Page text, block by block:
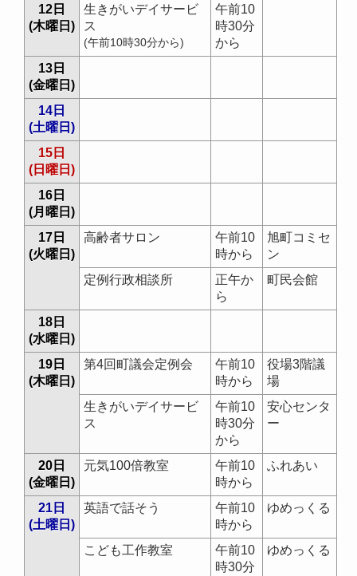
12日
(木曜日)
生きがいデイサービ
ス
(午前10時30分から)
午前10
時30分
から
13日
(金曜日)
14日
(土曜日)
15日
(日曜日)
16日
(月曜日)
17日
(火曜日)
高齢者サロン
午前10
時から
旭町コミセ
ン
定例行政相談所
正午か
ら
町民会館
18日
(水曜日)
19日
(木曜日)
第4回町議会定例会
午前10
時から
役場3階議
場
生きがいデイサービ
ス
午前10
時30分
から
安心センタ
ー
20日
(金曜日)
元気100倍教室
午前10
時から
ふれあい
21日
(土曜日)
英語で話そう
午前10
時から
ゆめっくる
こども工作教室
午前10
時30分
ゆめっくる